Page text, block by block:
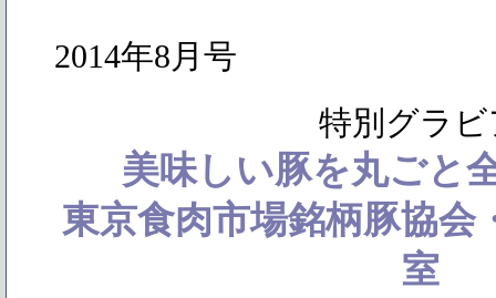
2014年8月号
特別グラビ
美味しい豚を丸ごと
東京食肉市場銘柄豚協会
室